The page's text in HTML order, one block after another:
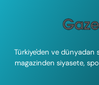
Türkiye'den ve dünyadan
magazinden siyasete,